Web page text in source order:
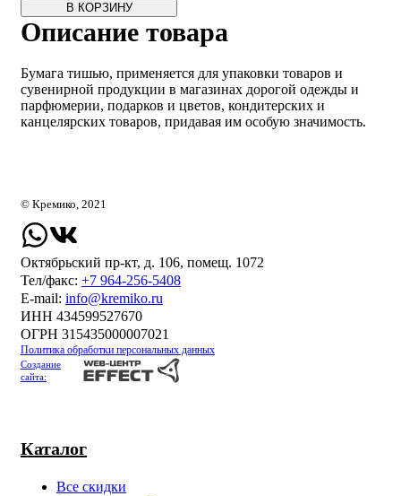
В КОРЗИНУ
Описание товара
Бумага тишью, применяется для упаковки товаров и
сувенирной продукции в магазинах дорогой одежды и
парфюмерии, подарков и цветов, кондитерских и
канцелярских товаров, придавая им особую значимость.
Каталог
Все скидки
© Кремико, 2021
Октябрьский пр-кт, д. 106, помещ. 1072
Тел/факс: +7 964-256-5408
Е-mail: info@kremiko.ru
ИНН 434599527670
ОГРН 315435000007021
Политика обработки персональных данных
Создание
сайта: